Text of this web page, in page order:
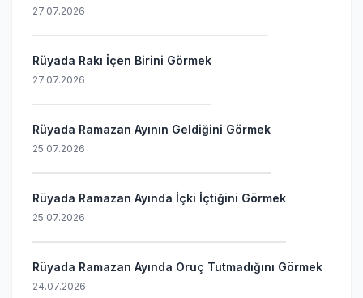
27.07.2026
Rüyada Rakı İçen Birini Görmek
27.07.2026
Rüyada Ramazan Ayının Geldiğini Görmek
25.07.2026
Rüyada Ramazan Ayında İçki İçtiğini Görmek
25.07.2026
Rüyada Ramazan Ayında Oruç Tutmadığını Görmek
24.07.2026